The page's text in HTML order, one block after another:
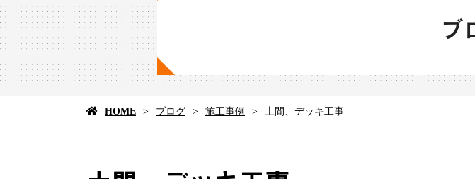
ブ
HOME ブログ 施工事例 土間、デッキ工事